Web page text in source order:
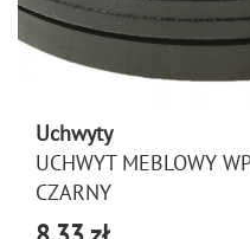
Uchwyty
UCHWYT MEBLOWY
CZARNY